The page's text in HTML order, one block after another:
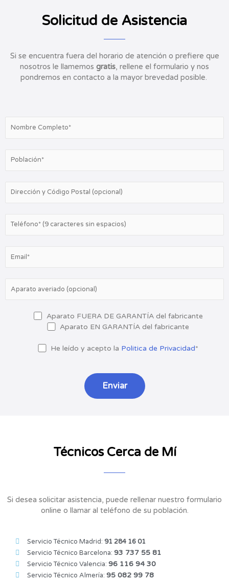
e
5
d
o
n
5
Solicitud de Asistencia
Si se encuentra fuera del horario de atención o prefiere que
nosotros le llamemos gratis, rellene el formulario y nos
pondremos en contacto a la mayor brevedad posible.
Aparato FUERA DE GARANTÍA del fabricante
Aparato EN GARANTÍA del fabricante
He leído y acepto la Politica de Privacidad*
Técnicos Cerca de Mí
Si desea solicitar asistencia, puede rellenar nuestro formulario
online o llamar al teléfono de su población.
Servicio Técnico Madrid: 91 284 16 01
Servicio Técnico Barcelona: 93 737 55 81
Servicio Técnico Valencia: 96 116 94 30
Servicio Técnico Almería: 95 082 99 78